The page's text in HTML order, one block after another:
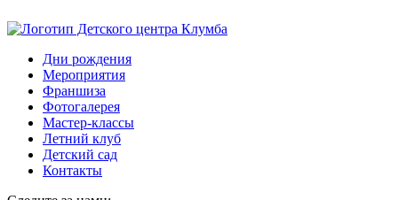
Дни рождения
Мероприятия
Франшиза
Фотогалерея
Мастер-классы
Летний клуб
Детский сад
Контакты